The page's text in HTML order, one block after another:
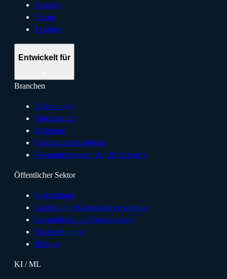
Connect
Create
Evaluate
Entwickelt für
Branchen
Technologie
Einzelhandel
Fertigung
Finanzdienstleistungen
Gesundheitswesen & Life Sciences
Öffentlicher Sektor
Verteidigung
Landes- und Kommunalverwaltung
Gesundheits- und Sozialwesen
Strafverfolgung
Bildung
KI / ML